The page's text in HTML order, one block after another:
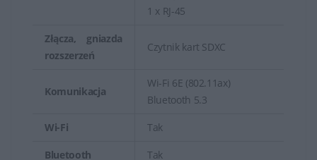
1 x RJ-45
Złącza, gniazda
rozszerzeń
Czytnik kart SDXC
Komunikacja
Wi-Fi 6E (802.11ax)
Bluetooth 5.3
Wi-Fi Tak
Bluetooth Tak